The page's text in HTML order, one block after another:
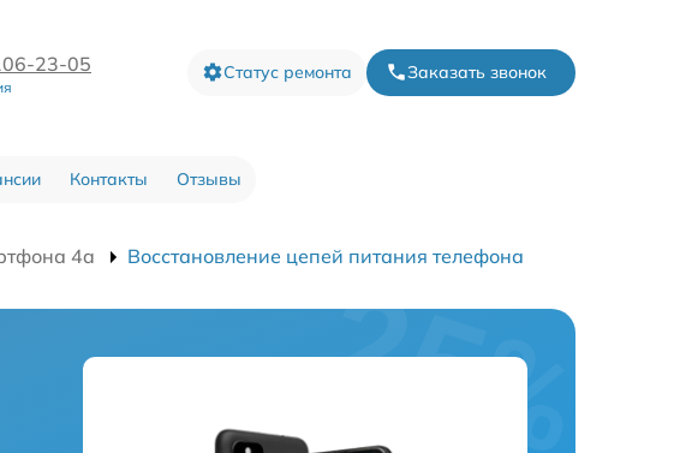
23-05 Статус ремонта Заказать звонок
Контакты Отзывы
4a Восстановление цепей питания телефона